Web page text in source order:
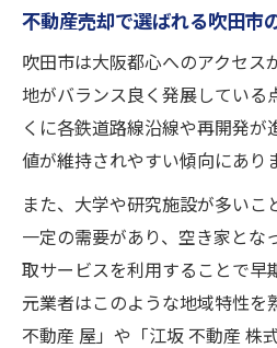
不動産売却で選ばれる吹田市
吹田市は大阪都心へのアクセス
地がバランス良く発展している
くに各鉄道路線沿線や再開発が
値が維持されやすい傾向にあり
また、大学や研究施設が多いこ
一定の需要があり、空き家とな
取サービスを利用することで早
元業者はこのような地域特性を
不動産 屋」や「江坂 不動産 株